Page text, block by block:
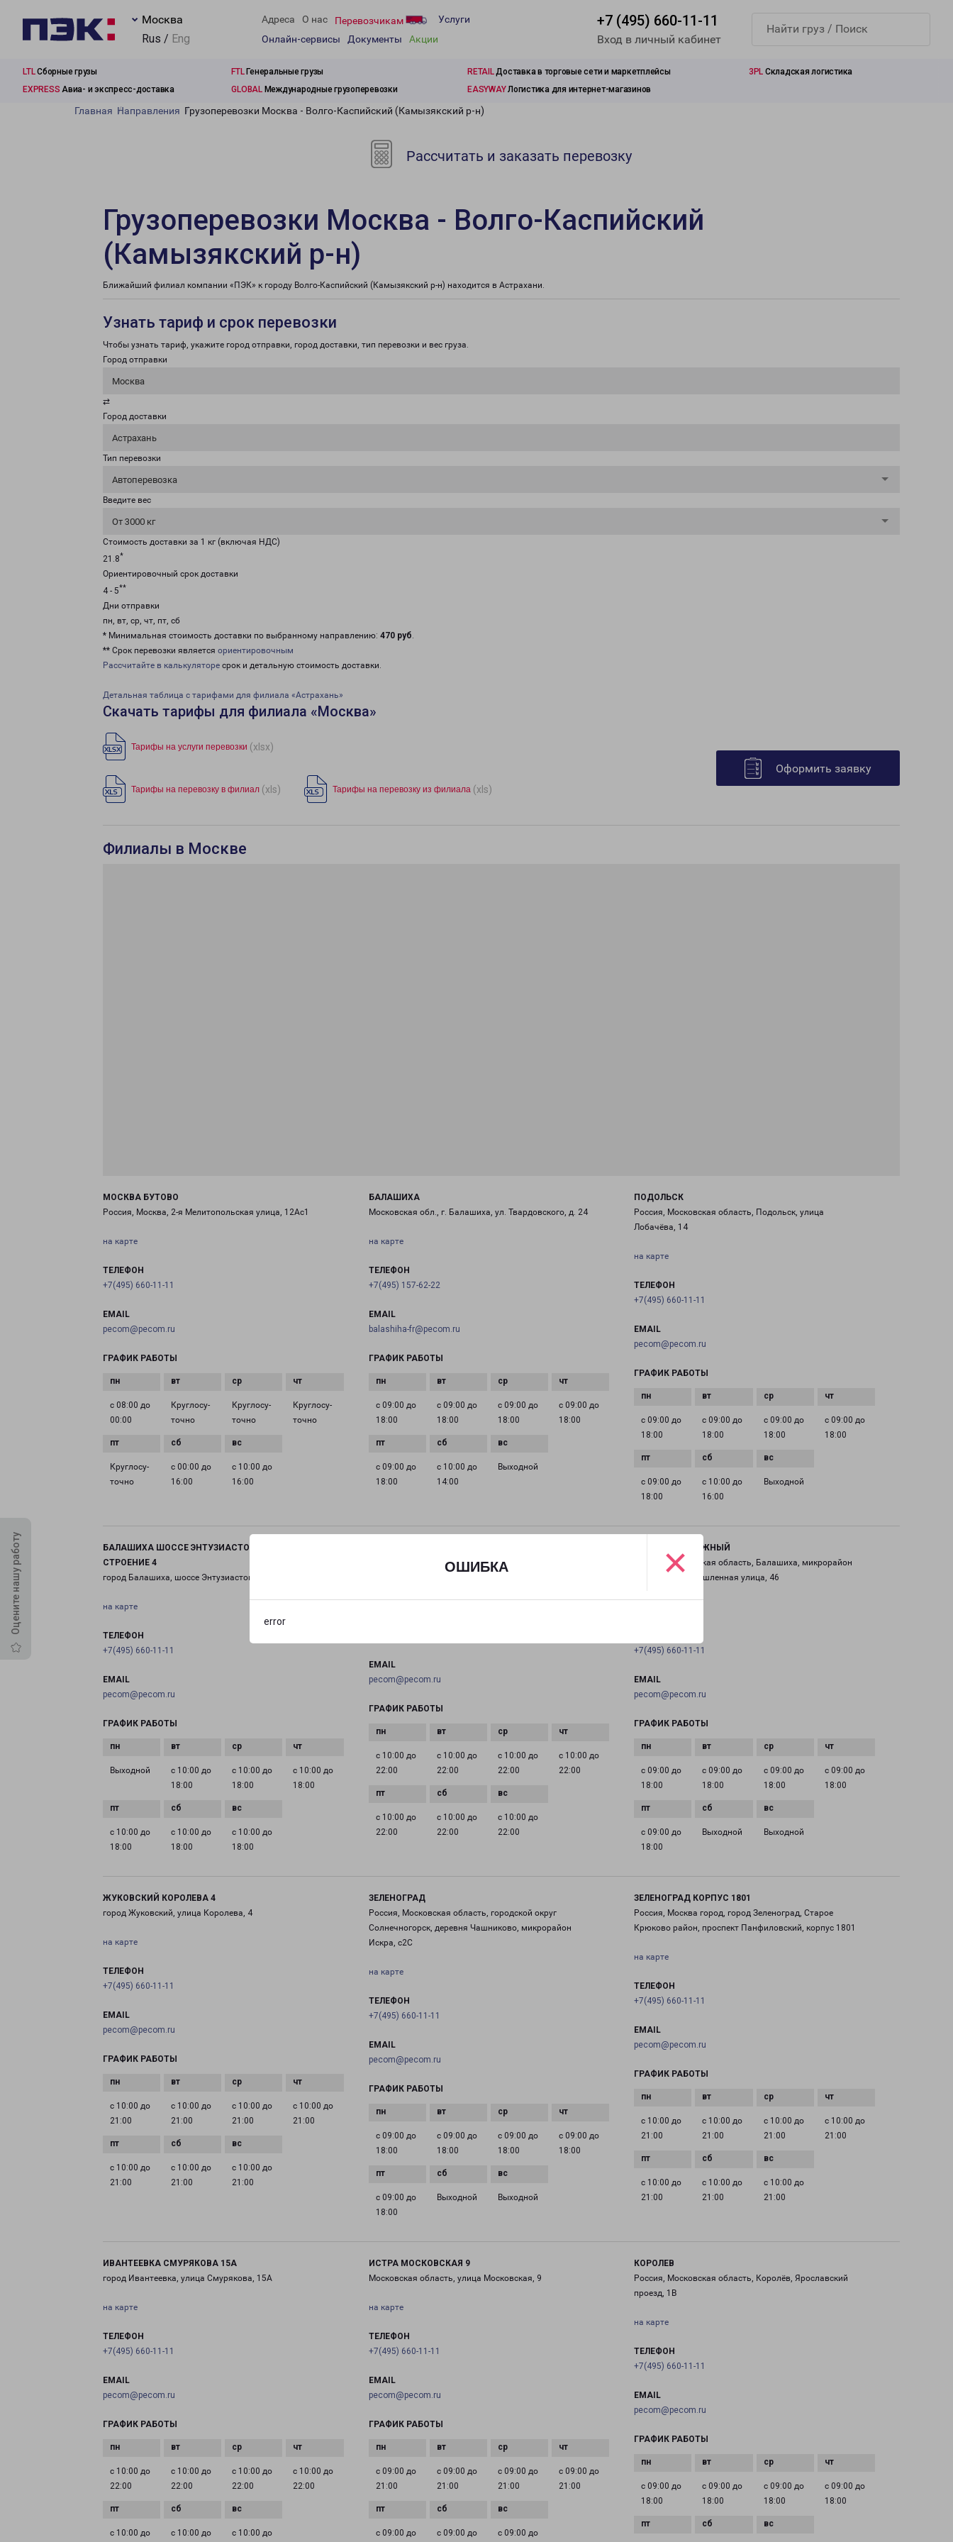
ОШИБКА
error
×
Москва
Rus / Eng
Адреса О нас Перевозчикам
Услуги
Онлайн-сервисы
Документы Акции
+7 (495) 660-11-11
Вход в личный кабинет
LTLСборные грузы FTLГенеральные грузы RETAILДоставка в торговые сети и маркетплейсы 3PL Складская логистика
EXPRESS Авиа- и экспресс-доставка GLOBALМеждународные грузоперевозки EASYWAYЛогистика для интернет-магазинов
Оцените нашу работу
Главная Направления Грузоперевозки Москва - Волго-Каспийский (Камызякский р-н)
Рассчитать и заказать перевозку
Грузоперевозки Москва - Волго-Каспийский
(Камызякский р-н)
Ближайший филиал компании «ПЭК» к городу Волго-Каспийский (Камызякский р-н) находится в Астрахани.
Узнать тариф и срок перевозки
Чтобы узнать тариф, укажите город отправки, город доставки, тип перевозки и вес груза.
Город отправки
Москва
⇄
Город доставки
Астрахань
Тип перевозки
Автоперевозка
Введите вес
От 3000 кг
Стоимость доставки за 1 кг (включая НДС)
21.8*
Ориентировочный срок доставки
4 - 5**
Дни отправки
пн, вт, ср, чт, пт, сб
* Минимальная стоимость доставки по выбранному направлению: 470 руб.
** Срок перевозки является ориентировочным
Рассчитайте в калькуляторе срок и детальную стоимость доставки.
Детальная таблица с тарифами для филиала «Астрахань»
Скачать тарифы для филиала «Москва»
Тарифы на услуги перевозки (xlsx)
Тарифы на перевозку в филиал (xls) Тарифы на перевозку из филиала (xls)
Оформить заявку
Филиалы в Москве
МОСКВА БУТОВО
Россия, Москва, 2-я Мелитопольская улица, 12Ас1
на карте
ТЕЛЕФОН
+7(495) 660-11-11
EMAIL
pecom@pecom.ru
ГРАФИК РАБОТЫ
с 08:00 до
00:00
Круглосу­
точно
Круглосу­
точно
Круглосу­
точно
Круглосу­
точно
с 00:00 до
16:00
с 10:00 до
16:00
БАЛАШИХА
Московская обл., г. Балашиха, ул. Твардовского, д. 24
на карте
ТЕЛЕФОН
+7(495) 157-62-22
EMAIL
balashiha-fr@pecom.ru
ГРАФИК РАБОТЫ
с 09:00 до
18:00
с 09:00 до
18:00
с 09:00 до
18:00
с 09:00 до
18:00
с 09:00 до
18:00
с 10:00 до
14:00
Выходной
ПОДОЛЬСК
Россия, Московская область, Подольск, улица
Лобачёва, 14
на карте
ТЕЛЕФОН
+7(495) 660-11-11
EMAIL
pecom@pecom.ru
ГРАФИК РАБОТЫ
с 09:00 до
18:00
с 09:00 до
18:00
с 09:00 до
18:00
с 09:00 до
18:00
с 09:00 до
18:00
с 10:00 до
16:00
Выходной
БАЛАШИХА ШОССЕ ЭНТУЗИАСТОВ ВЛАДЕНИЕ 11
СТРОЕНИЕ 4
город Балашиха, шоссе Энтузиастов, 11 строение 4
на карте
ТЕЛЕФОН
+7(495) 660-11-11
EMAIL
pecom@pecom.ru
ГРАФИК РАБОТЫ
Выходной
с 10:00 до
18:00
с 10:00 до
18:00
с 10:00 до
18:00
с 10:00 до
18:00
с 10:00 до
18:00
с 10:00 до
18:00
Дедовск, улица Мира, 9
EMAIL
pecom@pecom.ru
ГРАФИК РАБОТЫ
с 10:00 до
22:00
с 10:00 до
22:00
с 10:00 до
22:00
с 10:00 до
22:00
с 10:00 до
22:00
с 10:00 до
22:00
с 10:00 до
22:00
ЖЕЛЕЗНОДОРОЖНЫЙ
Россия, Московская область, Балашиха, микрорайон
Саввино, Промышленная улица, 46
+7(495) 660-11-11
EMAIL
pecom@pecom.ru
ГРАФИК РАБОТЫ
с 09:00 до
18:00
с 09:00 до
18:00
с 09:00 до
18:00
с 09:00 до
18:00
с 09:00 до
18:00
Выходной Выходной
ЖУКОВСКИЙ КОРОЛЕВА 4
город Жуковский, улица Королева, 4
на карте
ТЕЛЕФОН
+7(495) 660-11-11
EMAIL
pecom@pecom.ru
ГРАФИК РАБОТЫ
с 10:00 до
21:00
с 10:00 до
21:00
с 10:00 до
21:00
с 10:00 до
21:00
с 10:00 до
21:00
с 10:00 до
21:00
с 10:00 до
21:00
ЗЕЛЕНОГРАД
Россия, Московская область, городской округ
Солнечногорск, деревня Чашниково, микрорайон
Искра, с2С
на карте
ТЕЛЕФОН
+7(495) 660-11-11
EMAIL
pecom@pecom.ru
ГРАФИК РАБОТЫ
с 09:00 до
18:00
с 09:00 до
18:00
с 09:00 до
18:00
с 09:00 до
18:00
с 09:00 до
18:00
Выходной Выходной
ЗЕЛЕНОГРАД КОРПУС 1801
Россия, Москва город, город Зеленоград, Старое
Крюково район, проспект Панфиловский, корпус 1801
на карте
ТЕЛЕФОН
+7(495) 660-11-11
EMAIL
pecom@pecom.ru
ГРАФИК РАБОТЫ
с 10:00 до
21:00
с 10:00 до
21:00
с 10:00 до
21:00
с 10:00 до
21:00
с 10:00 до
21:00
с 10:00 до
21:00
с 10:00 до
21:00
ИВАНТЕЕВКА СМУРЯКОВА 15А
город Ивантеевка, улица Смурякова, 15А
на карте
ТЕЛЕФОН
+7(495) 660-11-11
EMAIL
pecom@pecom.ru
ГРАФИК РАБОТЫ
с 10:00 до
22:00
с 10:00 до
22:00
с 10:00 до
22:00
с 10:00 до
22:00
с 10:00 до с 10:00 до с 10:00 до
ИСТРА МОСКОВСКАЯ 9
Московская область, улица Московская, 9
на карте
ТЕЛЕФОН
+7(495) 660-11-11
EMAIL
pecom@pecom.ru
ГРАФИК РАБОТЫ
с 09:00 до
21:00
с 09:00 до
21:00
с 09:00 до
21:00
с 09:00 до
21:00
с 09:00 до с 09:00 до с 09:00 до
КОРОЛЕВ
Россия, Московская область, Королёв, Ярославский
проезд, 1В
на карте
ТЕЛЕФОН
+7(495) 660-11-11
EMAIL
pecom@pecom.ru
ГРАФИК РАБОТЫ
с 09:00 до
18:00
с 09:00 до
18:00
с 09:00 до
18:00
с 09:00 до
18:00